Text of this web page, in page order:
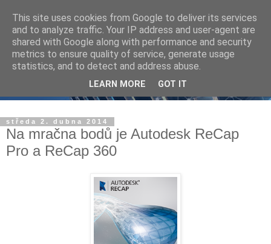
středa 2. dubna 2014
Na mračna bodů je Autodesk ReCap
Pro a ReCap 360
This site uses cookies from Google to deliver its services
and to analyze traffic. Your IP address and user-agent are
shared with Google along with performance and security
metrics to ensure quality of service, generate usage
statistics, and to detect and address abuse.
LEARN MORE GOT IT